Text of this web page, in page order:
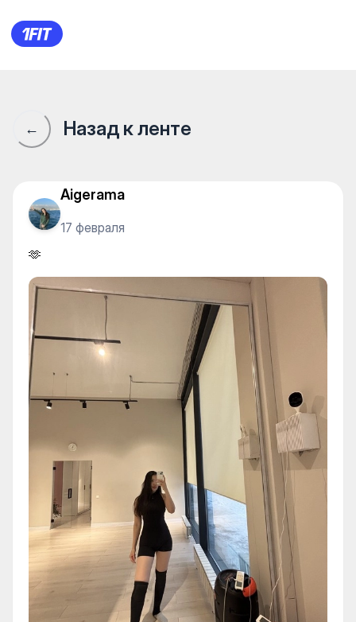
EIVA STUDIO для женщин —
← Назад к ленте
Aigerama
17 февраля
🫶